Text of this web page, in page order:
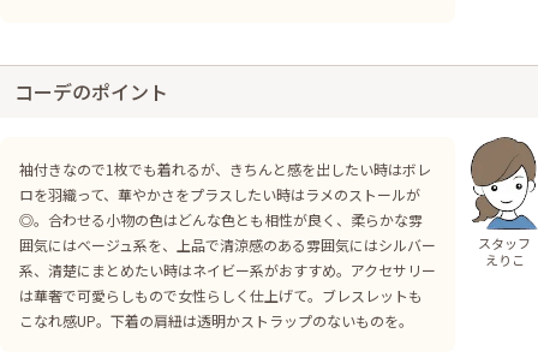
コーデのポイント
袖付きなので1枚でも着れるが、きちんと感を出したい時はボレ
ロを羽織って、華やかさをプラスしたい時はラメのストールが
◎。合わせる小物の色はどんな色とも相性が良く、柔らかな雰
囲気にはベージュ系を、上品で清涼感のある雰囲気にはシルバー
系、清楚にまとめたい時はネイビー系がおすすめ。アクセサリー
は華奢で可愛らしもので女性らしく仕上げて。ブレスレットも
こなれ感UP。下着の肩紐は透明かストラップのないものを。
スタッフ
えりこ